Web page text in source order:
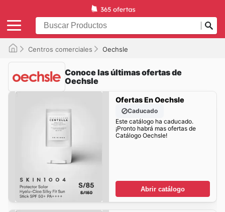
Centros comerciales Oechsle
Conoce las últimas ofertas de
Oechsle
Ofertas En Oechsle
Caducado
Este catálogo ha caducado.
¡Pronto habrá mas ofertas de
Catálogo Oechsle!
Abrir catálogo